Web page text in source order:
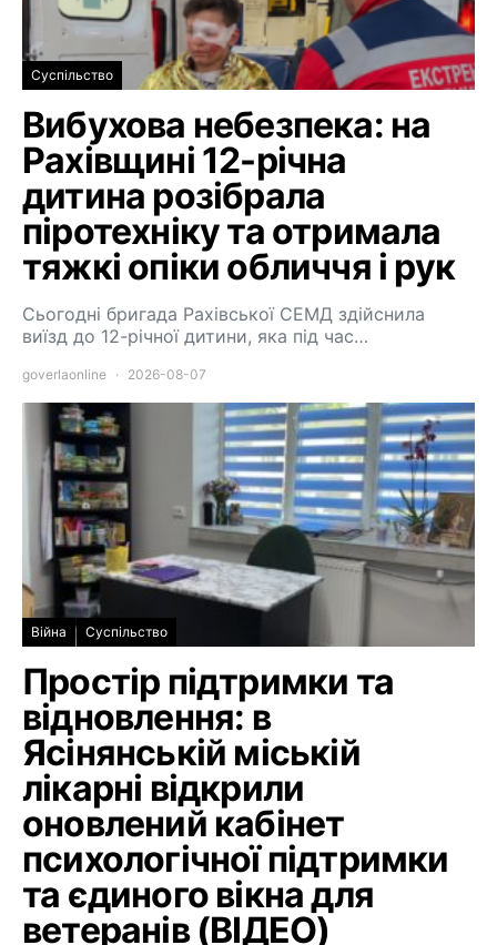
Суспільство
Вибухова небезпека: на
Рахівщині 12-річна
дитина розібрала
піротехніку та отримала
тяжкі опіки обличчя і рук
Сьогодні бригада Рахівської СЕМД здійснила
виїзд до 12-річної дитини, яка під час…
goverlaonline 2026-08-07
Війна Суспільство
Простір підтримки та
відновлення: в
Ясінянській міській
лікарні відкрили
оновлений кабінет
психологічної підтримки
та єдиного вікна для
ветеранів (ВІДЕО)